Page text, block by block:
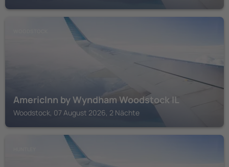
AmericInn by Wyndham Woodstock IL
Woodstock, 07 August 2026, 2 Nächte